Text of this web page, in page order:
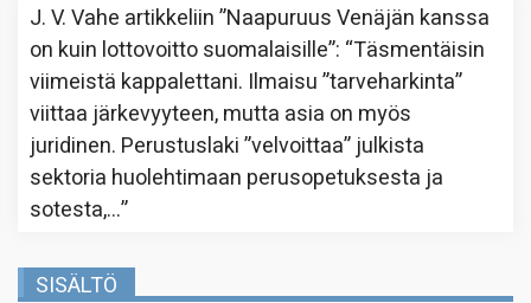
J. V. Vahe artikkeliin”Naapuruus Venäjän kanssa
on kuin lottovoitto suomalaisille”: “Täsmentäisin
viimeistä kappalettani. Ilmaisu ”tarveharkinta”
viittaa järkevyyteen, mutta asia on myös
juridinen. Perustuslaki ”velvoittaa” julkista
sektoria huolehtimaan perusopetuksesta ja
sotesta,…”
SISÄLTÖ